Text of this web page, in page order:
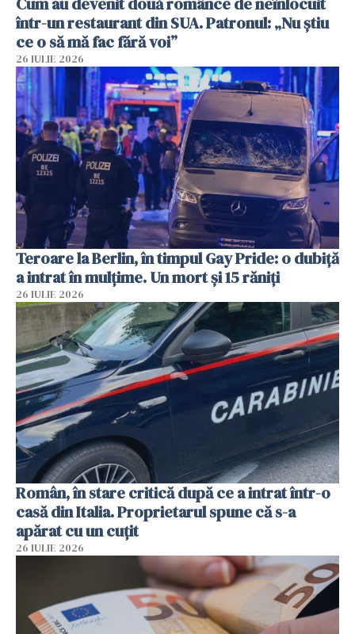
într-un restaurant din SUA. Patronul: „Nu știu
ce o să mă fac fără voi”
26 IULIE 2026
Teroare la Berlin, în timpul Gay Pride: o dubiță
a intrat în mulțime. Un mort și 15 răniți
26 IULIE 2026
Român, în stare critică după ce a intrat într-o
casă din Italia. Proprietarul spune că s-a
apărat cu un cuțit
26 IULIE 2026